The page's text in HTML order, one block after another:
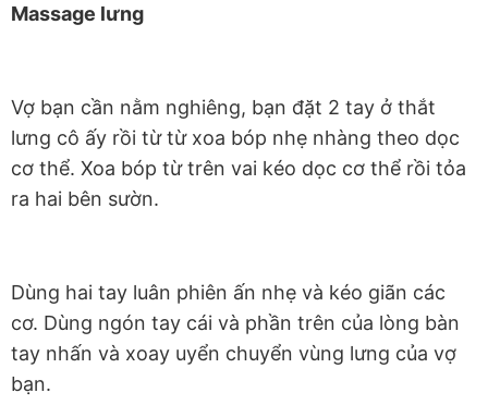
Massage lưng
Vợ bạn cần nằm nghiêng, bạn đặt 2 tay ở thắt
lưng cô ấy rồi từ từ xoa bóp nhẹ nhàng theo dọc
cơ thể. Xoa bóp từ trên vai kéo dọc cơ thể rồi tỏa
ra hai bên sườn.
Dùng hai tay luân phiên ấn nhẹ và kéo giãn các
cơ. Dùng ngón tay cái và phần trên của lòng bàn
tay nhấn và xoay uyển chuyển vùng lưng của vợ
bạn.